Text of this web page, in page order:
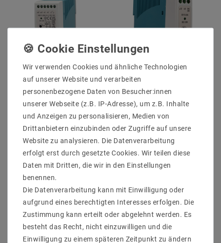
Mean Well MDR-60 DIN-
Schiene SNT 60W
48V/1,25A
UVP 31,65 € 19,05 €
Artikel anzeigen
Mean Well MDR-20 DIN-
Schiene SNT 15W 5V/3A
UVP 24,11 € 13,16 €
Artikel anzeigen
Wir verwenden Cookies und ähnliche Technologien
auf unserer Website und verarbeiten
personenbezogene Daten von Besucher:innen
unserer Webseite (z.B. IP-Adresse), um z.B. Inhalte
und Anzeigen zu personalisieren, Medien von
Drittanbietern einzubinden oder Zugriffe auf unsere
Website zu analysieren. Die Datenverarbeitung
erfolgt erst durch gesetzte Cookies. Wir teilen diese
Daten mit Dritten, die wir in den Einstellungen
benennen.
Die Datenverarbeitung kann mit Einwilligung oder
aufgrund eines berechtigten Interesses erfolgen. Die
Zustimmung kann erteilt oder abgelehnt werden. Es
besteht das Recht, nicht einzuwilligen und die
Einwilligung zu einem späteren Zeitpunkt zu ändern